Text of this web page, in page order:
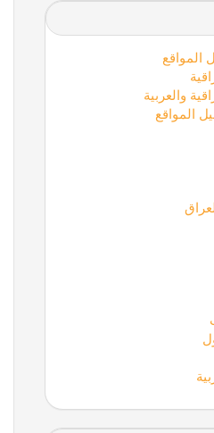
المواقع
والعربية
المواقع